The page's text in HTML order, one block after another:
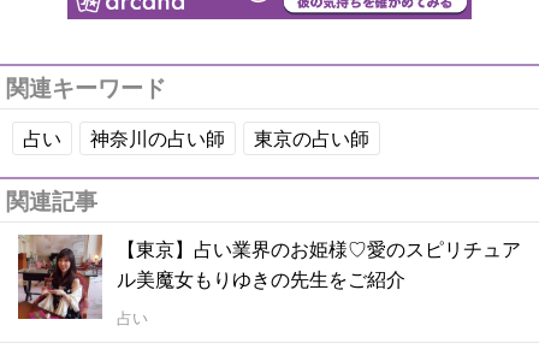
関連キーワード
占い 神奈川の占い師 東京の占い師
関連記事
【東京】占い業界のお姫様♡愛のスピリチュア
ル美魔女もりゆきの先生をご紹介
占い